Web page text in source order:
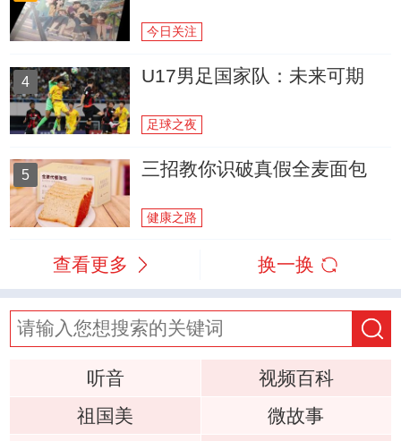
今日关注
4 U17男足国家队：未来可期
足球之夜
5 三招教你识破真假全麦面包
健康之路
查看更多 换一换
听音
视频百科
祖国美
微故事